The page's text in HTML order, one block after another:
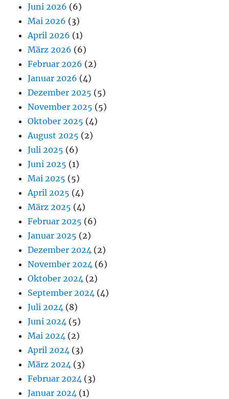
Juni 2026 (6)
Mai 2026 (3)
April 2026 (1)
März 2026 (6)
Februar 2026 (2)
Januar 2026 (4)
Dezember 2025 (5)
November 2025 (5)
Oktober 2025 (4)
August 2025 (2)
Juli 2025 (6)
Juni 2025 (1)
Mai 2025 (5)
April 2025 (4)
März 2025 (4)
Februar 2025 (6)
Januar 2025 (2)
Dezember 2024 (2)
November 2024 (6)
Oktober 2024 (2)
September 2024 (4)
Juli 2024 (8)
Juni 2024 (5)
Mai 2024 (2)
April 2024 (3)
März 2024 (3)
Februar 2024 (3)
Januar 2024 (1)